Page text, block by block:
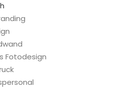
Fotodesign